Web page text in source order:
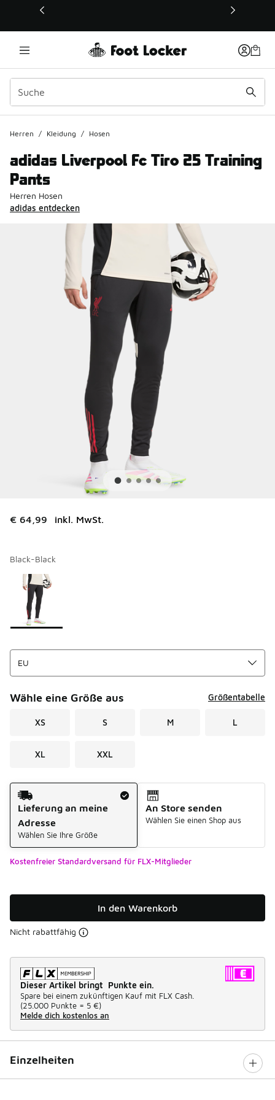
Dieser Link öffnet sich in einem neuen Fenster
Herren / Kleidung / Hosen
adidas Liverpool Fc Tiro 25 Training
Pants
Herren Hosen
adidas entdecken
€ 64,99 inkl. MwSt.
Black-Black
Seite 1 von 1 zeigt die Farben 1 bis 1 von 1 an.
Bitte wählen Sie einen Stil aus
Wähle eine Größe aus Größentabelle
XS S M L
XL XXL
Versandart
Lieferung an meine
Adresse
Wählen Sie Ihre Größe
An Store senden
Wählen Sie einen Shop aus
Kostenfreier Standardversand für FLX-Mitglieder
In den Warenkorb
Nicht rabattfähig
Dieser Artikel bringt Punkte ein.
Spare bei einem zukünftigen Kauf mit FLX Cash.
(25.000 Punkte = 5 €)
Melde dich kostenlos an
Einzelheiten